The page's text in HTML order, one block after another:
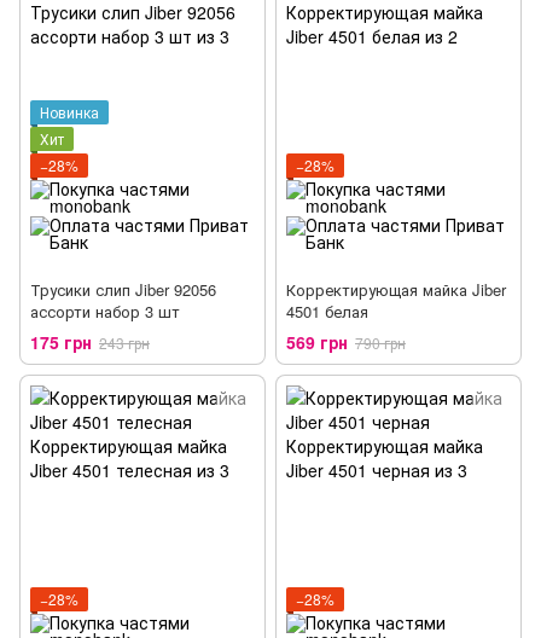
Новинка
Хит
−28%
Трусики слип Jiber 92056
ассорти набор 3 шт
175 грн 243 грн
−28%
Корректирующая майка Jiber
4501 белая
569 грн 790 грн
−28% −28%